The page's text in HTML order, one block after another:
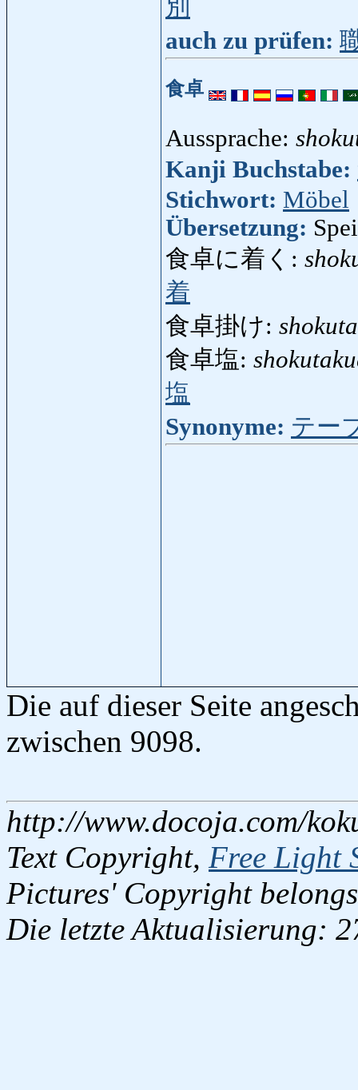
別
auch zu prüfen:
食卓
Aussprache:
Kanji Buchstabe:
Stichwort: Möbel
Übersetzung:
食卓に着く:
着
食卓掛け:
食卓塩:
塩
Synonyme: テー
Die auf dieser Seite
zwischen 9098.
http://www.docoja.com/
Text Copyright, Free Light
Pictures' Copyright
Die letzte Aktualisierung: